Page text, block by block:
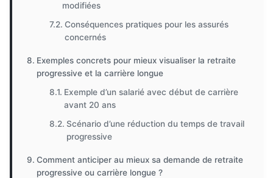
modifiées
Conséquences pratiques pour les assurés
concernés
Exemples concrets pour mieux visualiser la retraite
progressive et la carrière longue
Exemple d’un salarié avec début de carrière
avant 20 ans
Scénario d’une réduction du temps de travail
progressive
Comment anticiper au mieux sa demande de retraite
progressive ou carrière longue ?